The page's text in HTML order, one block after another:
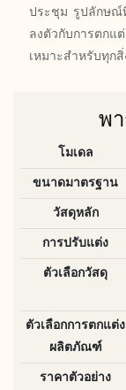
ประชุม รูปลักษณ์
ลงตัวกับการตกแ
เหมาะสำหรับทุก
พ
โมเดล
ขนาดมาตรฐาน
วัสดุหลัก
การปรับแต่ง
ตัวเลือกวัสดุ
ตัวเลือกการตกแต่ง
ผลิตภัณฑ์
ราคาตัวอย่าง